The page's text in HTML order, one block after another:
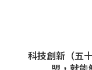
科技創新（五